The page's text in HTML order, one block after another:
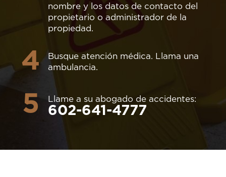
nombre y los datos de contacto del
propietario o administrador de la
propiedad.
4
Busque atención médica. Llama una
ambulancia.
5 Llame a su abogado de accidentes:
602-641-4777